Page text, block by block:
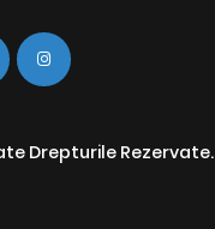
Drepturile Rezervate.